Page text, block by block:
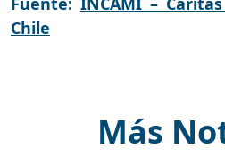
Chile
Más